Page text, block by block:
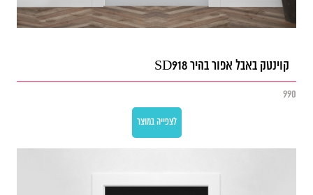
קוינטק באבל אפור בהיר SD918
990
לצפייה במוצר